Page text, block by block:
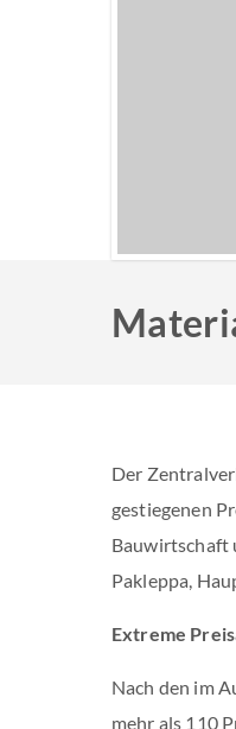
Der
gestiegenen
Bauwirtschaft
Pakleppa,
Extreme
Nach den im
mehr als 110